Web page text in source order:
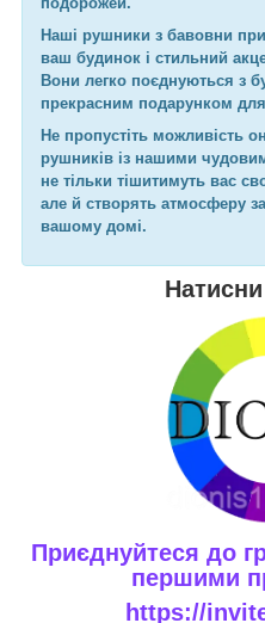
Наші рушники з бавовни
ваш будинок і стильний
Вони легко поєднуються з
прекрасним подарунком
Не пропустіть можливість
рушників із нашими
не тільки тішитимуть вас
але й створять атмосферу
вашому домі.
Приєднуйтеся до
першими
https://